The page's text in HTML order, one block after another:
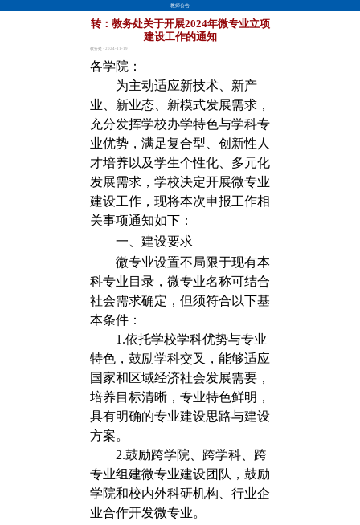
教师公告
转：教务处关于开展2024年微专业立项
建设工作的通知
教务处 · 2024-11-19
各学院：
为主动适应新技术、新产
业、新业态、新模式发展需求，
充分发挥学校办学特色与学科专
业优势，满足复合型、创新性人
才培养以及学生个性化、多元化
发展需求，学校决定开展微专业
建设工作，现将本次申报工作相
关事项通知如下：
一、建设要求
微专业设置不局限于现有本
科专业目录，微专业名称可结合
社会需求确定，但须符合以下基
本条件：
1.依托学校学科优势与专业
特色，鼓励学科交叉，能够适应
国家和区域经济社会发展需要，
培养目标清晰，专业特色鲜明，
具有明确的专业建设思路与建设
方案。
2.鼓励跨学院、跨学科、跨
专业组建微专业建设团队，鼓励
学院和校内外科研机构、行业企
业合作开发微专业。